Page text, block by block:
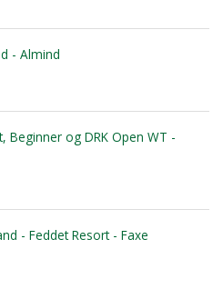
- Almind
Beginner og DRK Open WT -
- Feddet Resort - Faxe